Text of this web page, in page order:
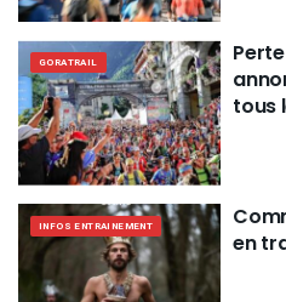
GORATRAIL
tous
INFOS ENTRAINEMENT
en